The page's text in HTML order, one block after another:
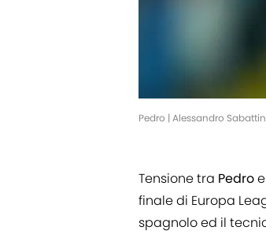
Pedro | Alessandro
Tensione tra Pedroe
finale di Europa
spagnolo ed il